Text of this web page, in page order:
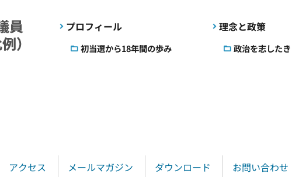
プロフィール
初当選から18年間の歩み
理念と政策
政治を志した
アクセス メールマガジン ダウンロード お問い合わせ